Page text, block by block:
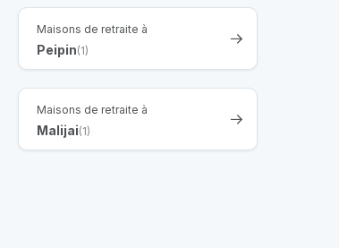
Maisons de retraite à
Peipin(1)
Maisons de retraite à
Malijai(1)